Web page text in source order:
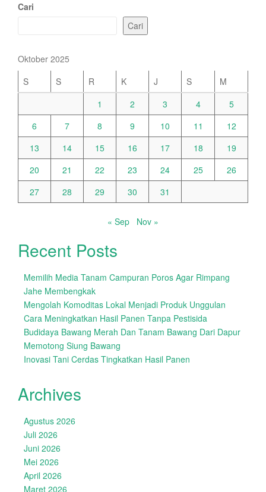
Cari
Cari
Oktober 2025
S
S R K J S
M
1
2 3 4
5
6
7 8 9 10 11
12
13
14 15 16 17 18
19
20
21 22 23 24 25
26
27
28 29 30 31
« Sep Nov »
Recent Posts
Memilih Media Tanam Campuran Poros Agar Rimpang
Jahe Membengkak
Mengolah Komoditas Lokal Menjadi Produk Unggulan
Cara Meningkatkan Hasil Panen Tanpa Pestisida
Budidaya Bawang Merah Dan Tanam Bawang Dari Dapur
Memotong Siung Bawang
Inovasi Tani Cerdas Tingkatkan Hasil Panen
Archives
Agustus 2026
Juli 2026
Juni 2026
Mei 2026
April 2026
Maret 2026